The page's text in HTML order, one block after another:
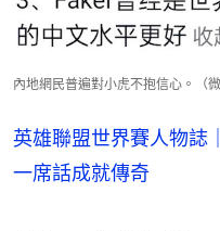
內地網民普遍對小虎不抱信心。（
英雄聯盟世界賽人物
一席話成就傳奇